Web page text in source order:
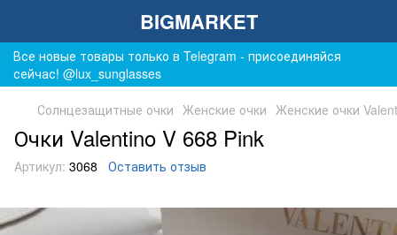
BIGMARKET
Все новые товары только в Telegram - присоединяйся
сейчас! @lux_sunglasses
Солнцезащитные очки Женские очки Женские очки
Очки Valentino V 668 Pink
Артикул: 3068 Оставить отзыв